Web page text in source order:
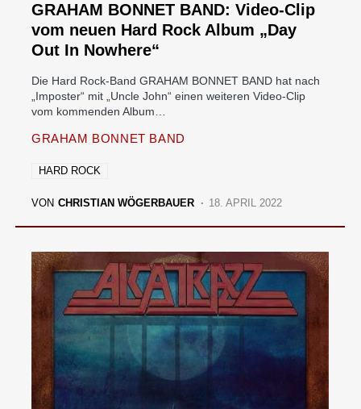
GRAHAM BONNET BAND: Video-Clip
vom neuen Hard Rock Album „Day
Out In Nowhere“
Die Hard Rock-Band GRAHAM BONNET BAND hat nach
„Imposter“ mit „Uncle John“ einen weiteren Video-Clip
vom kommenden Album…
GRAHAM BONNET BAND
HARD ROCK
VON CHRISTIAN WÖGERBAUER 18. APRIL 2022